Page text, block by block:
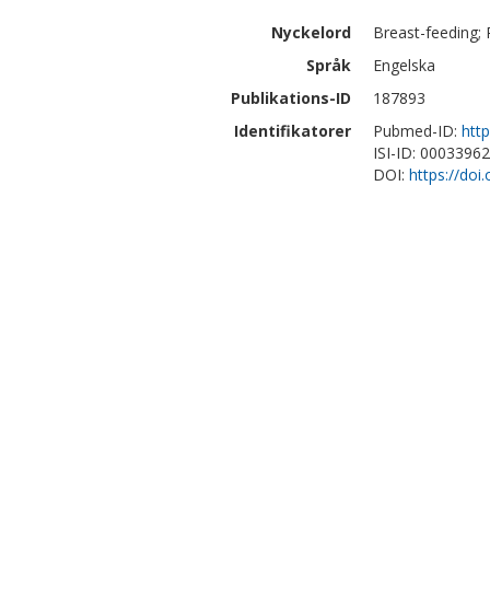
Nyckelord
Breast-feeding;
Språk
Engelska
Publikations-ID
187893
Identifikatorer
Pubmed-ID:
ISI-ID:
DOI: https://